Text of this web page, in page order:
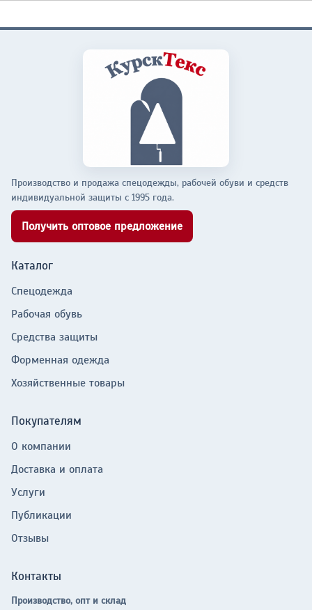
Производство и продажа спецодежды, рабочей обуви и средств
индивидуальной защиты с 1995 года.
Получить оптовое предложение
Каталог
Спецодежда
Рабочая обувь
Средства защиты
Форменная одежда
Хозяйственные товары
Покупателям
О компании
Доставка и оплата
Услуги
Публикации
Отзывы
Контакты
Производство, опт и склад